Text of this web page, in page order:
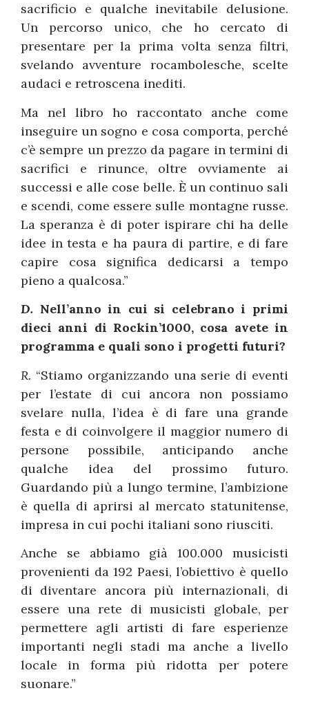
sacrificio e qualche inevitabile delusione.
Un percorso unico, che ho cercato di
presentare per la prima volta senza filtri,
svelando avventure rocambolesche, scelte
audaci e retroscena inediti.
Ma nel libro ho raccontato anche come
inseguire un sogno e cosa comporta, perché
c’è sempre un prezzo da pagare in termini di
sacrifici e rinunce, oltre ovviamente ai
successi e alle cose belle. È un continuo sali
e scendi, come essere sulle montagne russe.
La speranza è di poter ispirare chi ha delle
idee in testa e ha paura di partire, e di fare
capire cosa significa dedicarsi a tempo
pieno a qualcosa.”
D. Nell’anno in cui si celebrano i primi
dieci anni di Rockin’1000, cosa avete in
programma e quali sono i progetti futuri?
R. “Stiamo organizzando una serie di eventi
per l’estate di cui ancora non possiamo
svelare nulla, l’idea è di fare una grande
festa e di coinvolgere il maggior numero di
persone possibile, anticipando anche
qualche idea del prossimo futuro.
Guardando più a lungo termine, l’ambizione
è quella di aprirsi al mercato statunitense,
impresa in cui pochi italiani sono riusciti.
Anche se abbiamo già 100.000 musicisti
provenienti da 192 Paesi, l’obiettivo è quello
di diventare ancora più internazionali, di
essere una rete di musicisti globale, per
permettere agli artisti di fare esperienze
importanti negli stadi ma anche a livello
locale in forma più ridotta per potere
suonare.”